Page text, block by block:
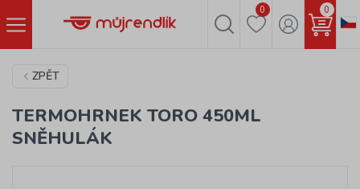
0 0
ZPĚT
TERMOHRNEK TORO 450ML
SNĚHULÁK